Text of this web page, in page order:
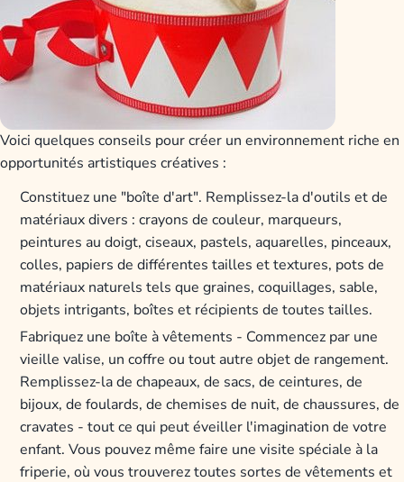
Voici quelques conseils pour créer un environnement riche en
opportunités artistiques créatives :
Constituez une "boîte d'art". Remplissez-la d'outils et de
matériaux divers : crayons de couleur, marqueurs,
peintures au doigt, ciseaux, pastels, aquarelles, pinceaux,
colles, papiers de différentes tailles et textures, pots de
matériaux naturels tels que graines, coquillages, sable,
objets intrigants, boîtes et récipients de toutes tailles.
Fabriquez une boîte à vêtements - Commencez par une
vieille valise, un coffre ou tout autre objet de rangement.
Remplissez-la de chapeaux, de sacs, de ceintures, de
bijoux, de foulards, de chemises de nuit, de chaussures, de
cravates - tout ce qui peut éveiller l'imagination de votre
enfant. Vous pouvez même faire une visite spéciale à la
friperie, où vous trouverez toutes sortes de vêtements et